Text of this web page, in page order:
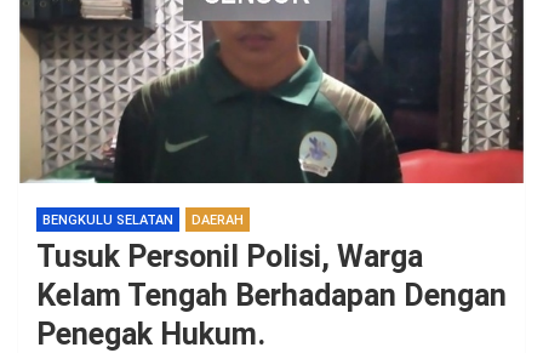
BENGKULU SELATAN DAERAH
Tusuk Personil Polisi, Warga
Kelam Tengah Berhadapan Dengan
Penegak Hukum.